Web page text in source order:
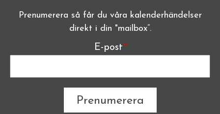
E-post
Prenumerera så får du våra kalenderhändelser
direkt i din "mailbox”.